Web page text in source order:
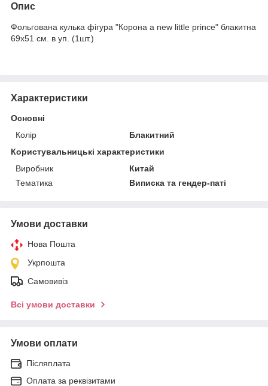
Опис
Фольгована кулька фігура "Корона a new little prince" блакитна
69х51 см. в уп. (1шт.)
Характеристики
Основні
Колір
Блакитний
Користувальницькі характеристики
Виробник
Китай
Тематика
Виписка та гендер-паті
Умови доставки
Нова Пошта
Укрпошта
Самовивіз
Всі умови доставки
Умови оплати
Післяплата
Оплата за реквізитами